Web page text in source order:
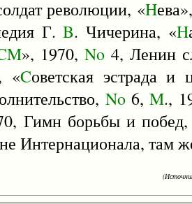
революции, «H
Г.B. Чичерина, «H
», 1970,No 4, Ленин
«Cоветская эстрада
No6,M.,
Гимн борьбы и
Интернационала, там